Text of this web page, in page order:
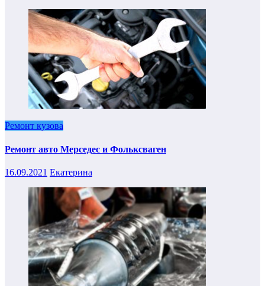
Ремонт кузова
Ремонт авто Мерседес и Фольксваген
16.09.2021 Екатерина